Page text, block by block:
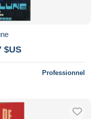
$US
Professionnel